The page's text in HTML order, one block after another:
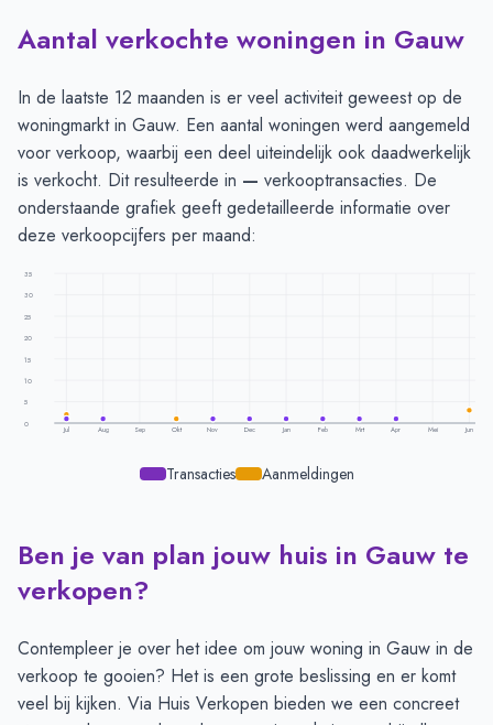
Aantal verkochte woningen in Gauw
In de laatste 12 maanden is er veel activiteit geweest op de
woningmarkt in Gauw. Een aantal woningen werd aangemeld
voor verkoop, waarbij een deel uiteindelijk ook daadwerkelijk
is verkocht. Dit resulteerde in — verkooptransacties. De
onderstaande grafiek geeft gedetailleerde informatie over
deze verkoopcijfers per maand:
35
30
25
20
15
10
5
0
Jul Aug Sep Okt Nov Dec Jan Feb Mrt Apr Mei Jun
Transacties Aanmeldingen
Transacties en aanmeldingen per maand - Gauw
Maand
Transacties
Juli
1
Augustus
September
-
-
Oktober
Ben je van plan jouw huis in Gauw te
verkopen?
Contempleer je over het idee om jouw woning in Gauw in de
verkoop te gooien? Het is een grote beslissing en er komt
veel bij kijken. Via Huis Verkopen bieden we een concreet